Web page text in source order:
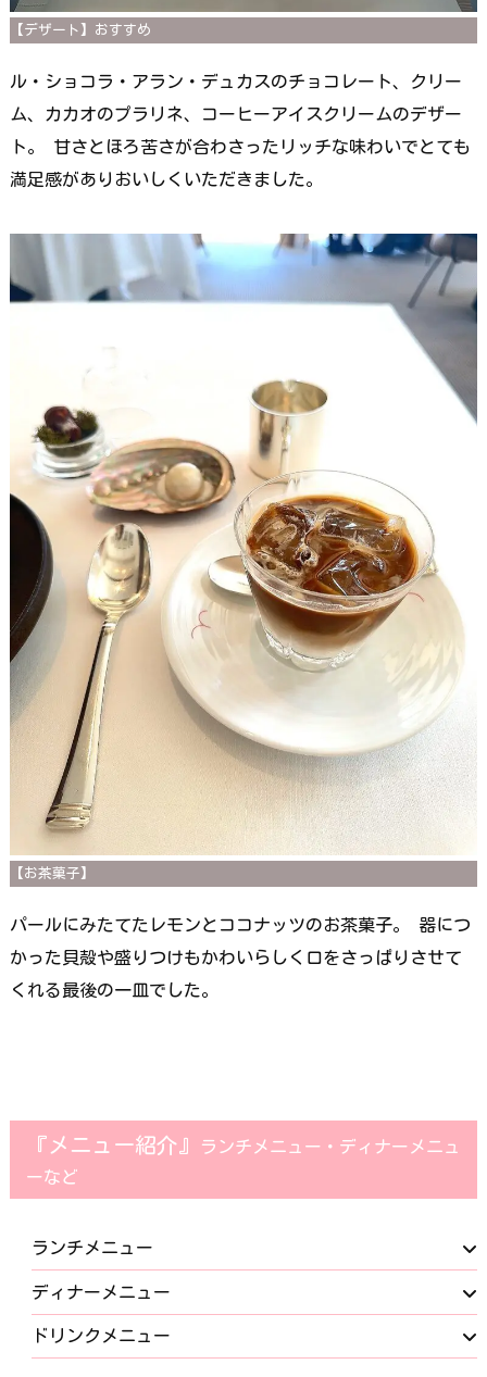
【デザート】おすすめ
ル・ショコラ・アラン・デュカスのチョコレート、クリー
ム、カカオのプラリネ、コーヒーアイスクリームのデザー
ト。 甘さとほろ苦さが合わさったリッチな味わいでとても
満足感がありおいしくいただきました。
【お茶菓子】
パールにみたてたレモンとココナッツのお茶菓子。 器につ
かった貝殻や盛りつけもかわいらしく口をさっぱりさせて
くれる最後の一皿でした。
『メニュー紹介』
ランチメニュー・ディナーメニュ
ーなど
ランチメニュー
ディナーメニュー
ドリンクメニュー